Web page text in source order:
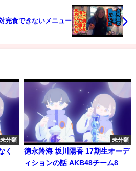
完食できないメニュー
未分類
く
未分類
徳永羚海 坂川陽香 17期生オーデ
ィションの話 AKB48チーム8